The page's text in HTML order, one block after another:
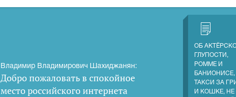
Владимир Владимирович Шахиджанян:
Добро пожаловать в спокойное
место российского интернета
ОБ
ГЛУПОСТИ,
РОММЕ И
БАНИОНИСЕ,
ТАКСИ ЗА
И КОШКЕ, НЕ